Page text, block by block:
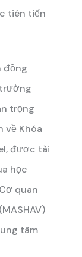
tiên tiến
đồng
trọng
về Khóa
được tài
học
quan
tâm